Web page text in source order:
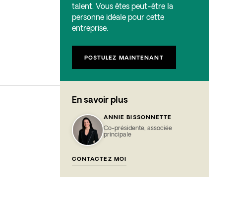
talent. Vous êtes peut-être la
personne idéale pour cette
entreprise.
POSTULEZ MAINTENANT
En savoir plus
ANNIE BISSONNETTE
Co-présidente, associée
principale
CONTACTEZ MOI